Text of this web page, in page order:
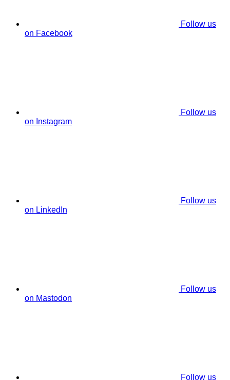
Follow us
on Facebook
Follow us
on Instagram
Follow us
on LinkedIn
Follow us
on Mastodon
Follow us